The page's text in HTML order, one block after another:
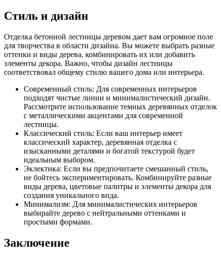
Стиль и дизайн
Отделка бетонной лестницы деревом дает вам огромное поле
для творчества в области дизайна. Вы можете выбрать разные
оттенки и виды дерева, комбинировать их или добавить
элементы декора. Важно, чтобы дизайн лестницы
соответствовал общему стилю вашего дома или интерьера.
Современный стиль: Для современных интерьеров
подходят чистые линии и минималистический дизайн.
Рассмотрите использование темных деревянных отделок
с металлическими акцентами для современной
лестницы.
Классический стиль: Если ваш интерьер имеет
классический характер, деревянная отделка с
изысканными деталями и богатой текстурой будет
идеальным выбором.
Эклектика: Если вы предпочитаете смешанный стиль,
не бойтесь экспериментировать. Комбинируйте разные
виды дерева, цветовые палитры и элементы декора для
создания уникального вида.
Минимализм: Для минималистических интерьеров
выбирайте дерево с нейтральными оттенками и
простыми формами.
Заключение